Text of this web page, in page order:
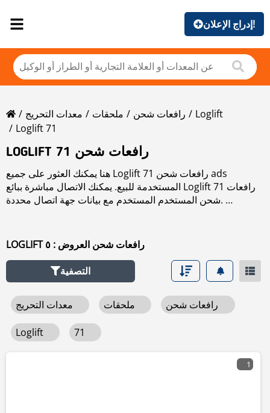
إدراج الإعلان!
معدات التحريج ملحقات رافعات شحن
Loglift
Loglift 71
LOGLIFT 71 رافعات شحن
هنا يمكنك العثور على جميع Loglift 71 رافعات شحن ads
المستخدمة للبيع. يمكنك الاتصال مباشرة ببائع Loglift 71 رافعات
شحن المستخدم المستخدم مع بيانات جهة اتصال محددة.
LOGLIFT رافعات شحن العروض : ٥
التصفية
Loglift 71
1